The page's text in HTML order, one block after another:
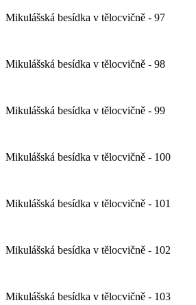
Mikulášská besídka v tělocvičně - 97
Mikulášská besídka v tělocvičně - 98
Mikulášská besídka v tělocvičně - 99
Mikulášská besídka v tělocvičně - 100
Mikulášská besídka v tělocvičně - 101
Mikulášská besídka v tělocvičně - 102
Mikulášská besídka v tělocvičně - 103